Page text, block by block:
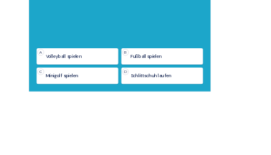
A
Volleyball spielen
B
Fußball spielen
C
Minigolf spielen
D
Schlittschuh laufen